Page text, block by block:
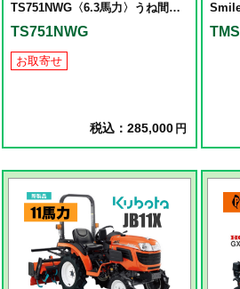
TS751NWG〈6.3馬力〉うね間作
業のプロフェッショナル
TS751NWG
お取寄せ
税込：285,000 円